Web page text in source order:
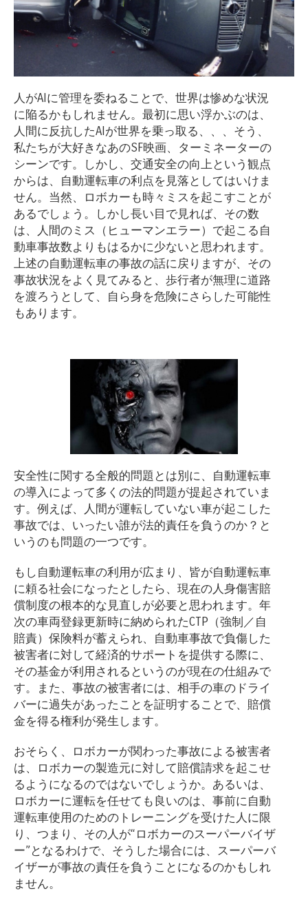
人がAIに管理を委ねることで、世界は惨めな状況
に陥るかもしれません。最初に思い浮かぶのは、
人間に反抗したAIが世界を乗っ取る、、、そう、
私たちが大好きなあのSF映画、ターミネーターの
シーンです。しかし、交通安全の向上という観点
からは、自動運転車の利点を見落としてはいけま
せん。当然、ロボカーも時々ミスを起こすことが
あるでしょう。しかし長い目で見れば、その数
は、人間のミス（ヒューマンエラー）で起こる自
動車事故数よりもはるかに少ないと思われます。
上述の自動運転車の事故の話に戻りますが、その
事故状況をよく見てみると、歩行者が無理に道路
を渡ろうとして、自ら身を危険にさらした可能性
もあります。
安全性に関する全般的問題とは別に、自動運転車
の導入によって多くの法的問題が提起されていま
す。例えば、人間が運転していない車が起こした
事故では、いったい誰が法的責任を負うのか？と
いうのも問題の一つです。
もし自動運転車の利用が広まり、皆が自動運転車
に頼る社会になったとしたら、現在の人身傷害賠
償制度の根本的な見直しが必要と思われます。年
次の車両登録更新時に納められたCTP（強制／自
賠責）保険料が蓄えられ、自動車事故で負傷した
被害者に対して経済的サポートを提供する際に、
その基金が利用されるというのが現在の仕組みで
す。また、事故の被害者には、相手の車のドライ
バーに過失があったことを証明することで、賠償
金を得る権利が発生します。
おそらく、ロボカーが関わった事故による被害者
は、ロボカーの製造元に対して賠償請求を起こせ
るようになるのではないでしょうか。あるいは、
ロボカーに運転を任せても良いのは、事前に自動
運転車使用のためのトレーニングを受けた人に限
り、つまり、その人が“ロボカーのスーパーバイザ
ー”となるわけで、そうした場合には、スーパーバ
イザーが事故の責任を負うことになるのかもしれ
ません。